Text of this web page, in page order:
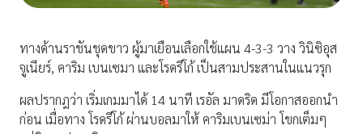
ทางด้านราชันชุดขาว ผู้มาเยือนเลือกใช้แผน 4-3-3 วาง วินิซิอุส
จูเนียร์, คาริม เบนเซมา และโรดรีโก้ เป็นสามประสานในแนวรุก
ผลปรากฎว่า เริ่มเกมมาได้ 14 นาที เรอัล มาดริด มีโอกาสออกนำ
ก่อน เมื่อทาง โรดรีโก้ ผ่านบอลมาให้ คาริมเบนเซม่า โขกเต็มๆ